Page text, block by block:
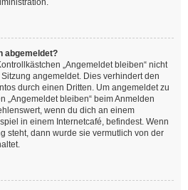
abgemeldet?
„Angemeldet bleiben“ nicht
angemeldet. Dies verhindert den
durch einen Dritten. Um angemeldet zu
„Angemeldet bleiben“ beim Anmelden
wenn du dich an einem
in einem Internetcafé, befindest. Wenn
steht, dann wurde sie vermutlich von der